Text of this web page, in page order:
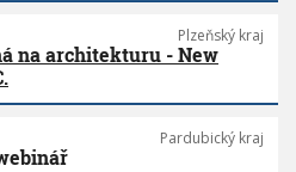
Plzeňský kraj
na architekturu - New
Pardubický kraj